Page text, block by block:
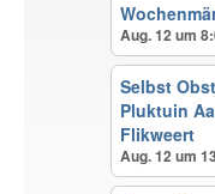
Aug. 12 um
Selbst
Pluktuin
Flikweert
Aug. 12 um